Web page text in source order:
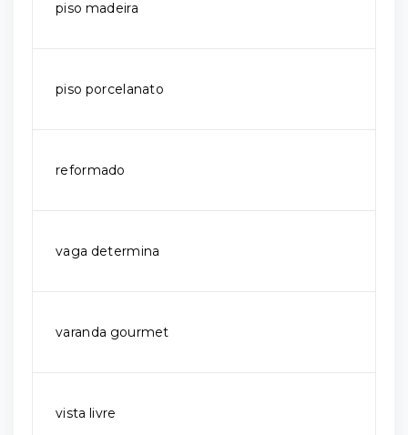
piso madeira
piso porcelanato
reformado
vaga determina
varanda gourmet
vista livre